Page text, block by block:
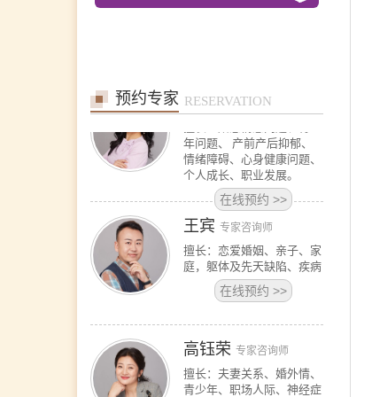
预约专家 RESERVATION
询(亲子沟通、厌学逃学、
沈莉首席咨询师
年问题、 产前产后抑郁、
情绪障碍、心身健康问题、
个人成长、职业发展。
在线预约 >>
王宾 专家咨询师
擅长：恋爱婚姻、亲子、家
庭，躯体及先天缺陷、疾病
在线预约 >>
高钰荣 专家咨询师
擅长：夫妻关系、婚外情、
青少年、职场人际、神经症